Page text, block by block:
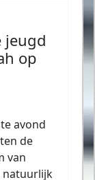
op
avond
de
van
natuurlijk